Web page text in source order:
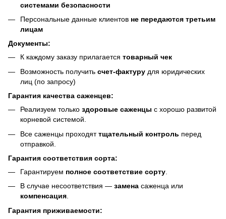
системами безопасности
Персональные данные клиентов не передаются третьим
лицам
Документы:
К каждому заказу прилагается товарный чек
Возможность получить счет-фактуру для юридических
лиц (по запросу)
Гарантия качества саженцев:
Реализуем только здоровые саженцы с хорошо развитой
корневой системой.
Все саженцы проходяттщательный контроль перед
отправкой.
Гарантия соответствия сорта:
Гарантируем полное соответствие сорту
В случае несоответствия — замена саженца или
компенсация.
Гарантия приживаемости: